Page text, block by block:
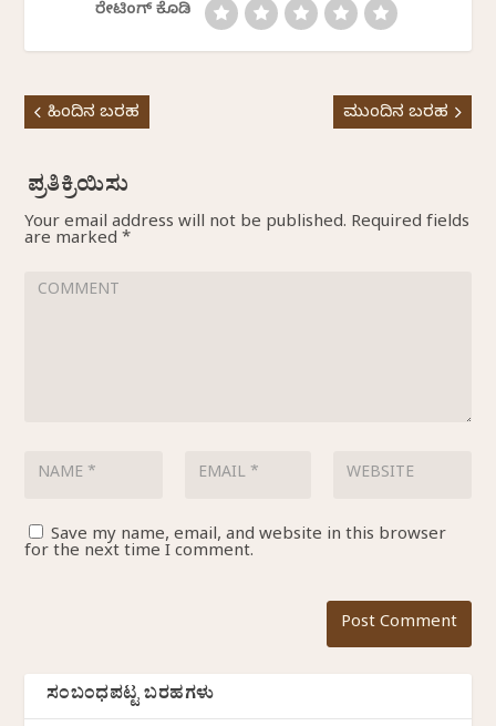
ರೇಟಿಂಗ್ ಕೊಡಿ
ಹಿಂದಿನ ಬರಹ ಮುಂದಿನ ಬರಹ
Your email address will not be published. Required fields
are marked *
Save my name, email, and website in this browser
for the next time I comment.
ಸಂಬಂಧಪಟ್ಟ ಬರಹಗಳು